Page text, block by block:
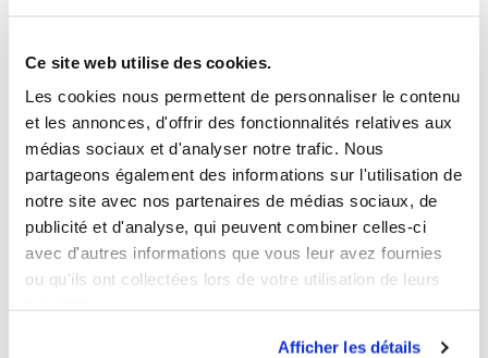
Ce site web utilise des cookies.
Les cookies nous permettent de personnaliser le contenu
et les annonces, d'offrir des fonctionnalités relatives aux
médias sociaux et d'analyser notre trafic. Nous
partageons également des informations sur l'utilisation de
notre site avec nos partenaires de médias sociaux, de
publicité et d'analyse, qui peuvent combiner celles-ci
avec d'autres informations que vous leur avez fournies
ou qu'ils ont collectées lors de votre utilisation de leurs
Afficher les détails